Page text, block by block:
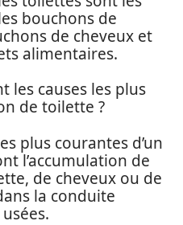
bouchons de
de cheveux et
alimentaires.
les causes les plus
de toilette ?
plus courantes d’un
l’accumulation de
de cheveux ou de
la conduite